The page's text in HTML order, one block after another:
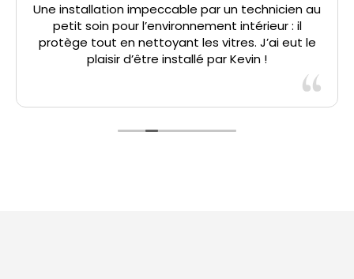
Une installation impeccable par un technicien au
petit soin pour l’environnement intérieur : il
protège tout en nettoyant les vitres. J’ai eut le
plaisir d’être installé par Kevin !